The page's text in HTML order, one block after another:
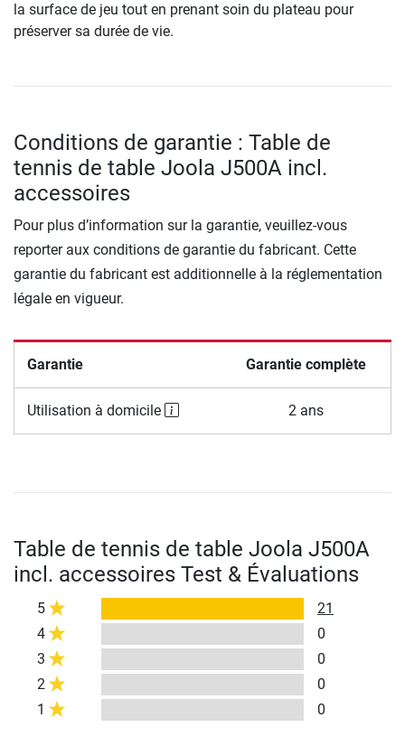
la surface de jeu tout en prenant soin du plateau pour
préserver sa durée de vie.
Conditions de garantie : Table de
tennis de table Joola J500A incl.
accessoires
Pour plus d’information sur la garantie, veuillez-vous
reporter aux conditions de garantie du fabricant. Cette
garantie du fabricant est additionnelle à la réglementation
légale en vigueur.
Garantie Garantie complète
Utilisation à domicile 2 ans
Table de tennis de table Joola J500A
incl. accessoires Test & Évaluations
5
21
4
0
3
0
2
0
1
0